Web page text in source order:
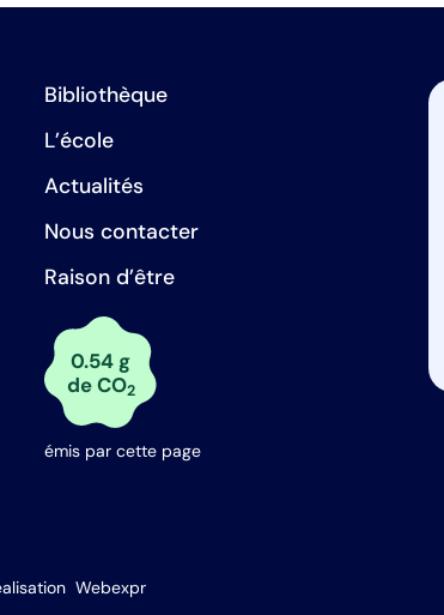
Bibliothèque
L’école
Actualités
Nous contacter
Raison d’être
0.54 g
de CO2
émis par cette page
Webexpr